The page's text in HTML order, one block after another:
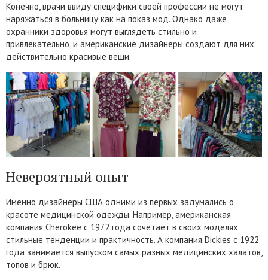
Конечно, врачи ввиду специфики своей профессии не могут
наряжаться в больницу как на показ мод. Однако даже
охранники здоровья могут выглядеть стильно и
привлекательно, и американские дизайнеры создают для них
действительно красивые вещи.
Невероятный опыт
Именно дизайнеры США одними из первых задумались о
красоте медицинской одежды. Например, американская
компания Cherokee с 1972 года сочетает в своих моделях
стильные тенденции и практичность. А компания Dickies c 1922
года занимается выпуском самых разных медицинских халатов,
топов и брюк.